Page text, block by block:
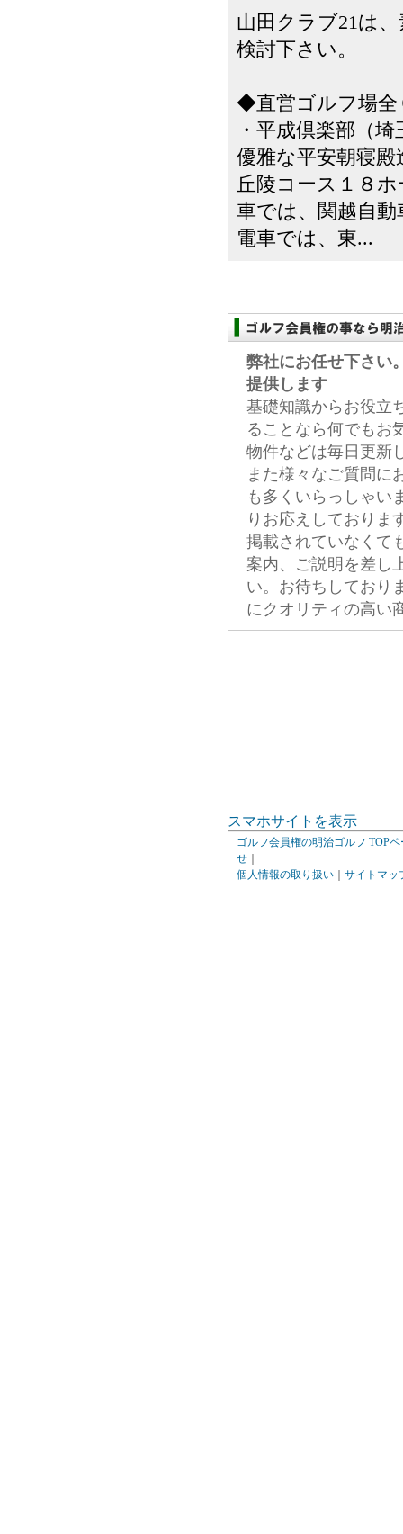
山田クラブ21は
検討下さい。
◆直営ゴルフ場全
・平成倶楽部（埼
優雅な平安朝寝
丘陵コース１８ホ
車では、関越自
電車では、東...
弊社にお任せ下さい
提供します
基礎知識からお役立
ることなら何でもお
物件などは毎日更新
また様々なご質問に
も多くいらっしゃい
りお応えしておりま
掲載されていなくて
案内、ご説明を差し
い。お待ちしており
にクオリティの高い
スマホサイトを表示
ゴルフ会員権の明治ゴルフ TOPペ
せ
個人情報の取り扱い
サイトマッ